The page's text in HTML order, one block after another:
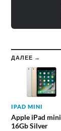
ДАЛЕЕ →
IPAD MINI
Apple iPad mini
16Gb Silver